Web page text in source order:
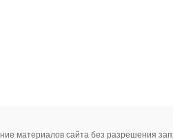
материалов сайта без разрешения